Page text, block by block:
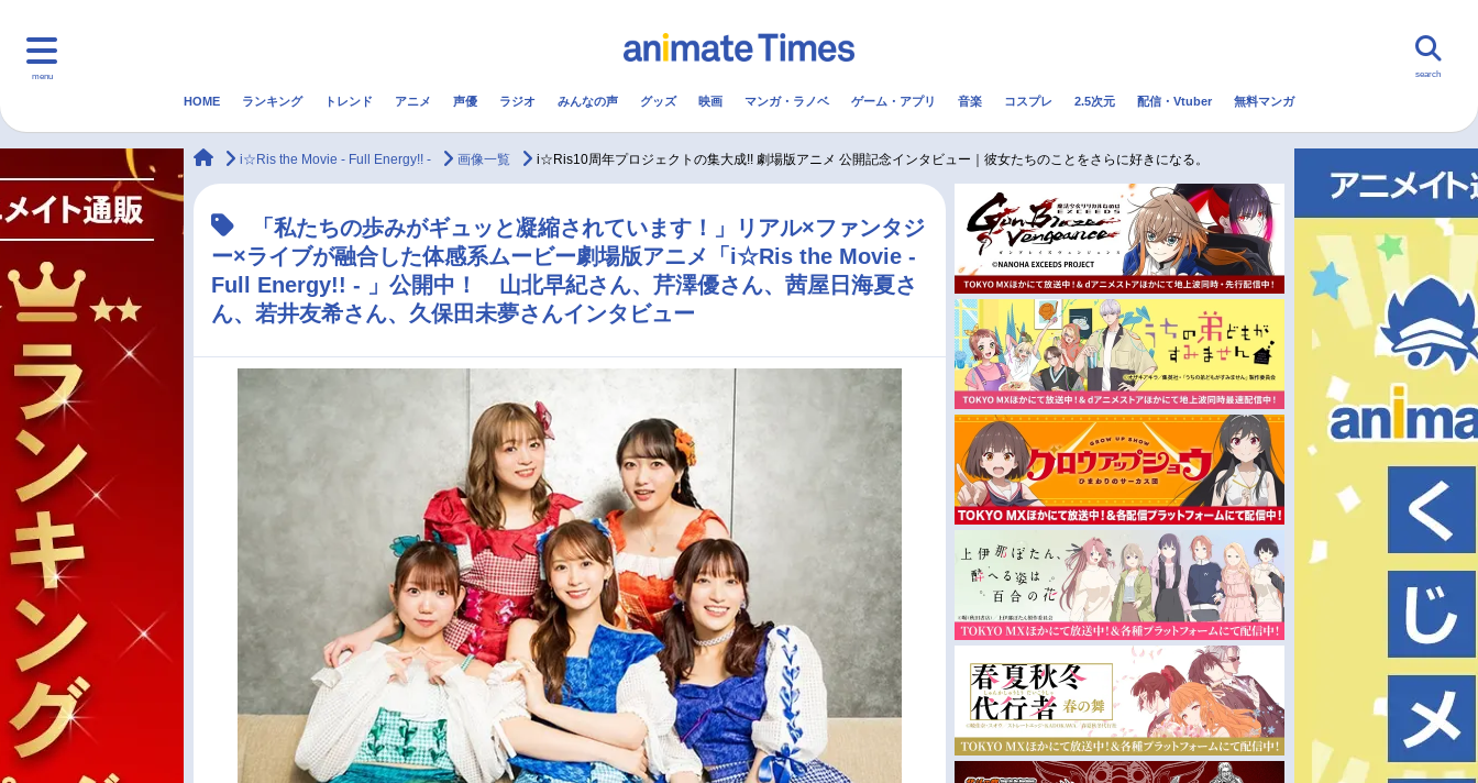
menu
マンガ・ラノベ ゲーム・アプリ 音楽 コスプレ 2.5次元 配信・Vtuber トレンド 無料マンガ
最新記事一覧
アニメ記事一覧
アニメ映画一覧
実写化映画一覧
今期アニメ曜日別一覧 秋アニメ
冬アニメ
FOLLOW US
search
HOME ランキング トレンド アニメ 声優 ラジオ みんなの声 グッズ 映画 マンガ・ラノベ ゲーム・アプリ 音楽 コスプレ 2.5次元 配信・Vtuber 無料マンガ
animateTimes
i☆Ris the Movie - Full Energy!! - 画像一覧 i☆Ris10周年プロジェクトの集大成!! 劇場版アニメ 公開記念インタビュー｜彼女たちのことをさらに好きになる。
「私たちの歩みがギュッと凝縮されています！」リアル×ファンタジ
ー×ライブが融合した体感系ムービー劇場版アニメ「i☆Ris the Movie -
Full Energy!! - 」公開中！ 山北早紀さん、芹澤優さん、茜屋日海夏さ
ん、若井友希さん、久保田未夢さんインタビュー